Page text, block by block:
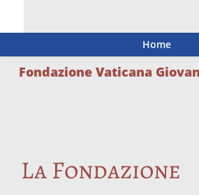
Home
Fondazione Vaticana
La Fondazione